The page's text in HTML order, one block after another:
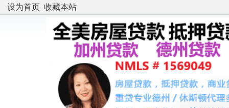
设为首页 收藏本站